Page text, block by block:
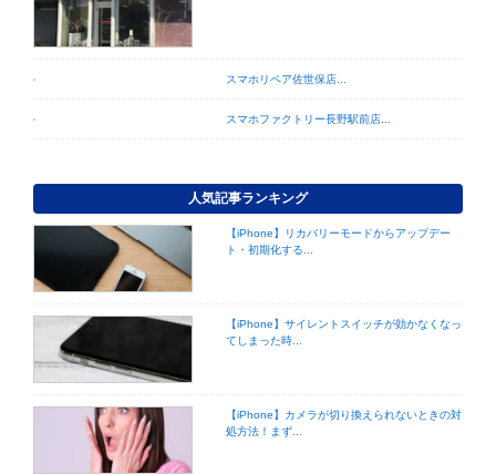
スマホリペア佐世保店...
スマホファクトリー長野駅前店...
人気記事ランキング
【iPhone】リカバリーモードからアップデー
ト・初期化する...
【iPhone】サイレントスイッチが効かなくなっ
てしまった時...
【iPhone】カメラが切り換えられないときの対
処方法！まず...